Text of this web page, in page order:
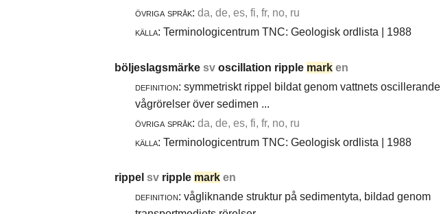
övriga språk: da, de, es, fi, fr, no, ru
källa: Terminologicentrum TNC: Geologisk ordlista | 1988
böljeslagsmärke sv oscillation ripple mark en
definition: symmetriskt rippel bildat genom vattnets oscillerande
vågrörelser över sedimen ...
övriga språk: da, de, es, fi, fr, no, ru
källa: Terminologicentrum TNC: Geologisk ordlista | 1988
rippel sv ripple mark en
definition: vågliknande struktur på sedimentyta, bildad genom